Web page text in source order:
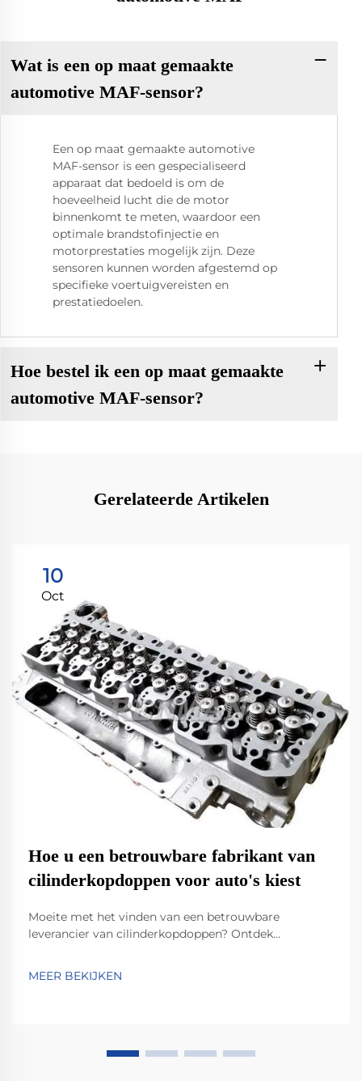
Wat is een op maat gemaakte
automotive MAF-sensor?
Een op maat gemaakte automotive
MAF-sensor is een gespecialiseerd
apparaat dat bedoeld is om de
hoeveelheid lucht die de motor
binnenkomt te meten, waardoor een
optimale brandstofinjectie en
motorprestaties mogelijk zijn. Deze
sensoren kunnen worden afgestemd op
specifieke voertuigvereisten en
prestatiedoelen.
Hoe bestel ik een op maat gemaakte
automotive MAF-sensor?
Gerelateerde Artikelen
10
Oct
Hoe u een betrouwbare fabrikant van
cilinderkopdoppen voor auto's kiest
Moeite met het vinden van een betrouwbare
leverancier van cilinderkopdoppen? Ontdek
lichtgewicht ontwerpen. Bekijk hoe toonaangevende
MEER BEKIJKEN